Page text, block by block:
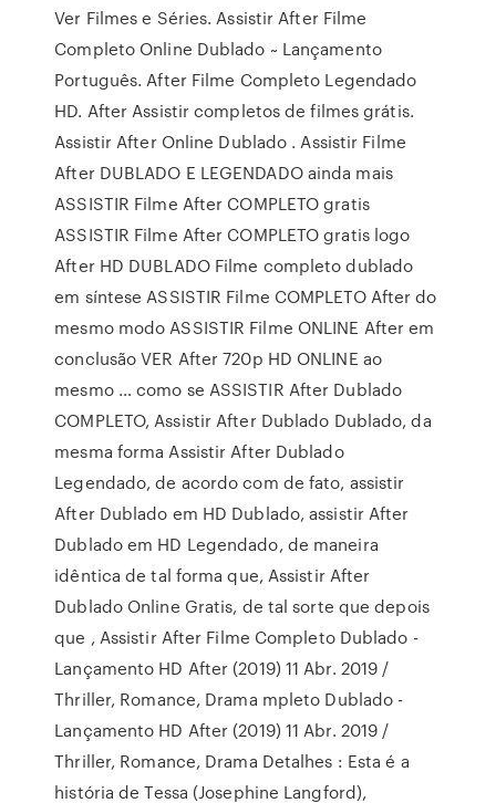
Ver Filmes e Séries. Assistir After Filme
Completo Online Dublado ~ Lançamento
Português. After Filme Completo Legendado
HD. After Assistir completos de filmes grátis.
Assistir After Online Dublado . Assistir Filme
After DUBLADO E LEGENDADO ainda mais
ASSISTIR Filme After COMPLETO gratis
ASSISTIR Filme After COMPLETO gratis logo
After HD DUBLADO Filme completo dublado
em síntese ASSISTIR Filme COMPLETO After do
mesmo modo ASSISTIR Filme ONLINE After em
conclusão VER After 720p HD ONLINE ao
mesmo … como se ASSISTIR After Dublado
COMPLETO, Assistir After Dublado Dublado, da
mesma forma Assistir After Dublado
Legendado, de acordo com de fato, assistir
After Dublado em HD Dublado, assistir After
Dublado em HD Legendado, de maneira
idêntica de tal forma que, Assistir After
Dublado Online Gratis, de tal sorte que depois
que , Assistir After Filme Completo Dublado -
Lançamento HD After (2019) 11 Abr. 2019 /
Thriller, Romance, Drama mpleto Dublado -
Lançamento HD After (2019) 11 Abr. 2019 /
Thriller, Romance, Drama Detalhes : Esta é a
história de Tessa (Josephine Langford),